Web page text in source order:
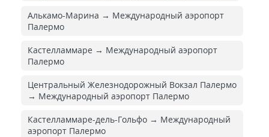
Алькамо-Марина → Международный аэропорт
Палермо
Кастелламмаре → Международный аэропорт
Палермо
Центральный Железнодорожный Вокзал Палермо
→ Международный аэропорт Палермо
Кастелламмаре-дель-Гольфо → Международный
аэропорт Палермо